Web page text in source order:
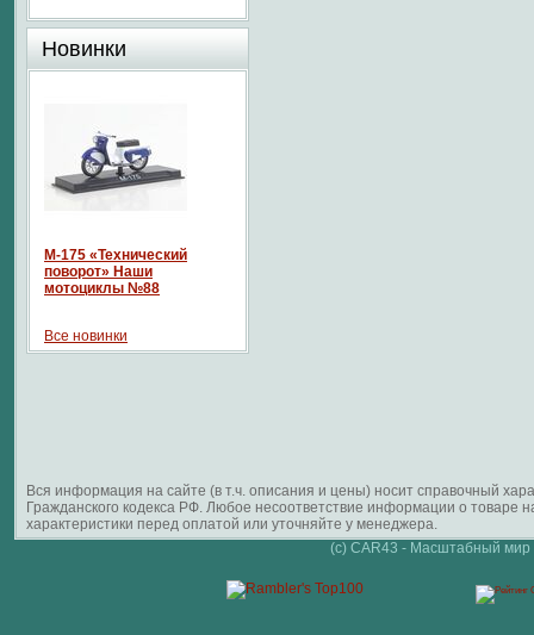
Новинки
М-175 «Технический
поворот» Наши
мотоциклы №88
Все новинки
Вся информация на сайте (в т.ч. описания и цены) носит справочный
Гражданского кодекса РФ. Любое несоответствие информации о
характеристики перед оплатой или уточняйте у менеджера.
(c) CAR43 - Масштабный мир